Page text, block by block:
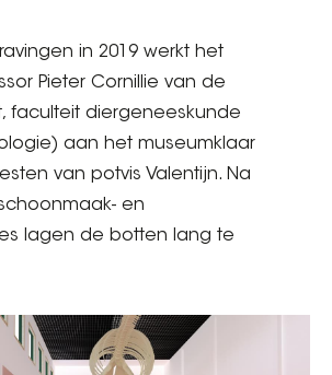
in 2019 werkt het
Pieter Cornillie van de
faculteit diergeneeskunde
aan het museumklaar
van potvis Valentijn. Na
en
lagen de botten lang te